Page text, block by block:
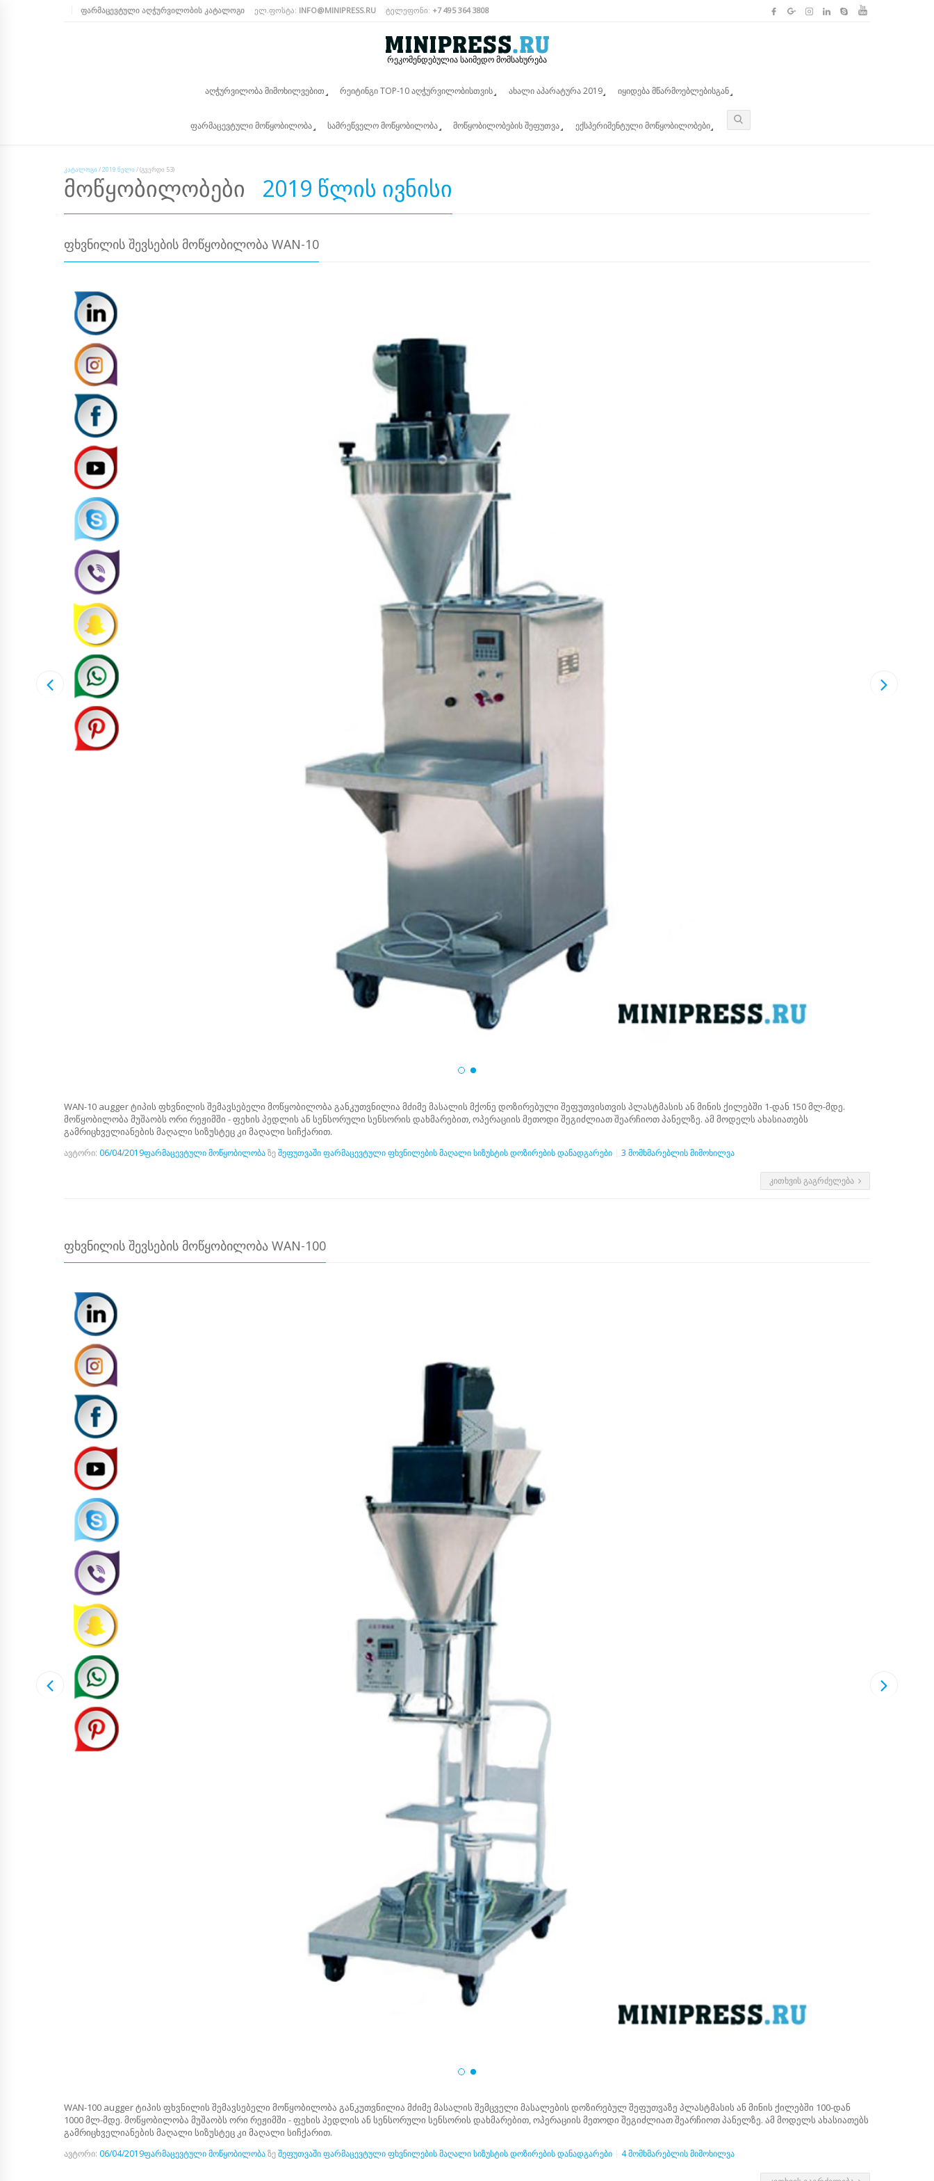
ᲤᲐᲠᲛᲐᲪᲔᲕᲢᲣᲚᲘ ᲐᲦᲭᲣᲠᲕᲘᲚᲝᲑᲘᲡ ᲙᲐᲢᲐᲚᲝᲒᲘ ᲔᲚ.ᲤᲝᲡᲢᲐ: INFO@MINIPRESS.RU ᲢᲔᲚᲔᲤᲝᲜᲘ: +7 495 364 3808
რეკომენდებულია საიმედო მომსახურება
ᲐᲦᲭᲣᲠᲕᲘᲚᲝᲑᲐ ᲛᲘᲛᲝᲮᲘᲚᲕᲔᲑᲘᲗ ᲠᲔᲘᲢᲘᲜᲒᲘ TOP-10 ᲐᲦᲭᲣᲠᲕᲘᲚᲝᲑᲘᲡᲗᲕᲘᲡ ᲐᲮᲐᲚᲘ ᲐᲞᲐᲠᲐᲢᲣᲠᲐ 2019 ᲘᲧᲘᲓᲔᲑᲐ ᲛᲬᲐᲠᲛᲝᲔᲑᲚᲔᲑᲘᲡᲒᲐᲜ
ᲤᲐᲠᲛᲐᲪᲔᲕᲢᲣᲚᲘ ᲛᲝᲬᲧᲝᲑᲘᲚᲝᲑᲐ ᲡᲐᲛᲠᲔᲬᲕᲔᲚᲝ ᲛᲝᲬᲧᲝᲑᲘᲚᲝᲑᲐ ᲛᲝᲬᲧᲝᲑᲘᲚᲝᲑᲔᲑᲘᲡ ᲨᲔᲤᲣᲗᲕᲐ ᲔᲥᲡᲞᲔᲠᲘᲛᲔᲜᲢᲣᲚᲘ ᲛᲝᲬᲧᲝᲑᲘᲚᲝᲑᲔᲑᲘ
ᲙᲐᲢᲐᲚᲝᲒᲘ /2019 ᲬᲔᲚᲘ /(ᲒᲕᲔᲠᲓᲘ 53)
ᲛᲝᲬᲧᲝᲑᲘᲚᲝᲑᲔᲑᲘ 2019 ᲬᲚᲘᲡ ᲘᲕᲜᲘᲡᲘ
ᲤᲮᲕᲜᲘᲚᲘᲡ ᲨᲔᲕᲡᲔᲑᲘᲡ ᲛᲝᲬᲧᲝᲑᲘᲚᲝᲑᲐ WAN-10
WAN-10 augger ტიპის ფხვნილის შემავსებელი მოწყობილობა განკუთვნილია მძიმე მასალის მქონე დოზირებული შეფუთვისთვის პლასტმასის ან მინის ქილებში 1-დან 150 მლ-მდე.
მოწყობილობა მუშაობს ორი რეჟიმში - ფეხის პედლის ან სენსორული სენსორის დახმარებით, ოპერაციის მეთოდი შეგიძლიათ შეარჩიოთ პანელზე. ამ მოდელს ახასიათებს
გამრიცხველიანების მაღალი სიზუსტეც კი მაღალი სიჩქარით.
ავტორი: 06/04/2019ფარმაცევტული მოწყობილობაზეშეფუთვაში ფარმაცევტული ფხვნილების მაღალი სიზუსტის დოზირების დანადგარები 3 მომხმარებლის მიმოხილვა
ᲙᲘᲗᲮᲕᲘᲡ ᲒᲐᲒᲠᲫᲔᲚᲔᲑᲐ
ᲤᲮᲕᲜᲘᲚᲘᲡ ᲨᲔᲕᲡᲔᲑᲘᲡ ᲛᲝᲬᲧᲝᲑᲘᲚᲝᲑᲐ WAN-100
WAN-100 augger ტიპის ფხვნილის შემავსებელი მოწყობილობა განკუთვნილია მძიმე მასალის შემცველი მასალების დოზირებულ შეფუთვაზე პლასტმასის ან მინის ქილებში 100-დან
1000 მლ-მდე. მოწყობილობა მუშაობს ორი რეჟიმში - ფეხის პედლის ან სენსორული სენსორის დახმარებით, ოპერაციის მეთოდი შეგიძლიათ შეარჩიოთ პანელზე. ამ მოდელს ახასიათებს
გამრიცხველიანების მაღალი სიზუსტეც კი მაღალი სიჩქარით.
ავტორი: 06/04/2019ფარმაცევტული მოწყობილობაზეშეფუთვაში ფარმაცევტული ფხვნილების მაღალი სიზუსტის დოზირების დანადგარები 4 მომხმარებლის მიმოხილვა